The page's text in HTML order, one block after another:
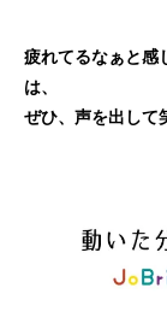
疲れてるなぁと感
は、
ぜひ、声を出して